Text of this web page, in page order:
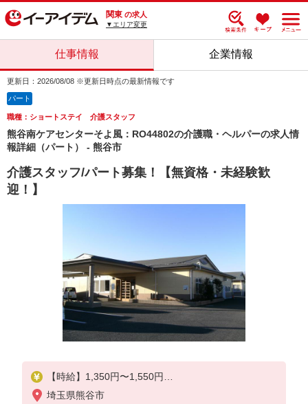
関東 の求人
▼エリア変更
仕事情報 企業情報
更新日：2026/08/08 ※更新日時点の最新情報です
パート
職種：ショートステイ 介護スタッフ
熊谷南ケアセンターそよ風：RO44802の介護職・ヘルパーの求人情
報詳細（パート） - 熊谷市
介護スタッフ/パート募集！【無資格・未経験歓
迎！】
【時給】1,350円〜1,550円
埼玉県熊谷市